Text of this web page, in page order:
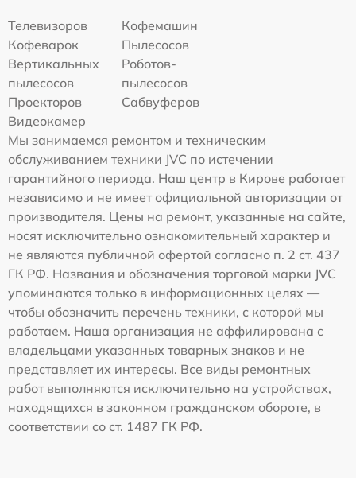
Телевизоров
Кофемашин
Кофеварок
Пылесосов
Вертикальных
пылесосов
Роботов-
пылесосов
Проекторов
Сабвуферов
Видеокамер
Мы занимаемся ремонтом и техническим
обслуживанием техники JVC по истечении
гарантийного периода. Наш центр в Кирове работает
независимо и не имеет официальной авторизации от
производителя. Цены на ремонт, указанные на сайте,
носят исключительно ознакомительный характер и
не являются публичной офертой согласно п. 2 ст. 437
ГК РФ. Названия и обозначения торговой марки JVC
упоминаются только в информационных целях —
чтобы обозначить перечень техники, с которой мы
работаем. Наша организация не аффилирована с
владельцами указанных товарных знаков и не
представляет их интересы. Все виды ремонтных
работ выполняются исключительно на устройствах,
находящихся в законном гражданском обороте, в
соответствии со ст. 1487 ГК РФ.